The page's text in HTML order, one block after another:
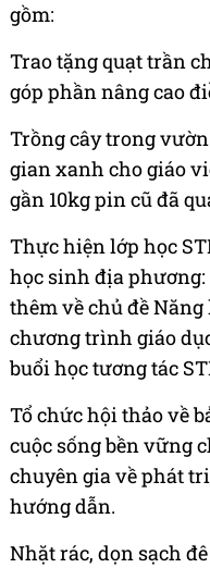
gồm:
Trao tặng quạt trần
góp phần nâng cao
Trồng cây trong
gian xanh cho giáo
gần 10kg pin cũ đã
Thực hiện lớp học
học sinh địa
thêm về chủ đề
chương trình giáo
buổi học tương tác
Tổ chức hội thảo về
cuộc sống bền vững
chuyên gia về phát
hướng dẫn.
Nhặt rác, dọn sạch